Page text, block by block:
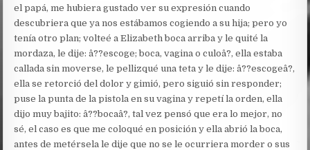
el papá, me hubiera gustado ver su expresión cuando
descubriera que ya nos estábamos cogiendo a su hija; pero yo
tenía otro plan; volteé a Elizabeth boca arriba y le quité la
mordaza, le dije: â??escoge; boca, vagina o culoâ?, ella estaba
callada sin moverse, le pellizqué una teta y le dije: â??escogeâ?,
ella se retorció del dolor y gimió, pero siguió sin responder;
puse la punta de la pistola en su vagina y repetí la orden, ella
dijo muy bajito: â??bocaâ?, tal vez pensó que era lo mejor, no
sé, el caso es que me coloqué en posición y ella abrió la boca,
antes de metérsela le dije que no se le ocurriera morder o sus